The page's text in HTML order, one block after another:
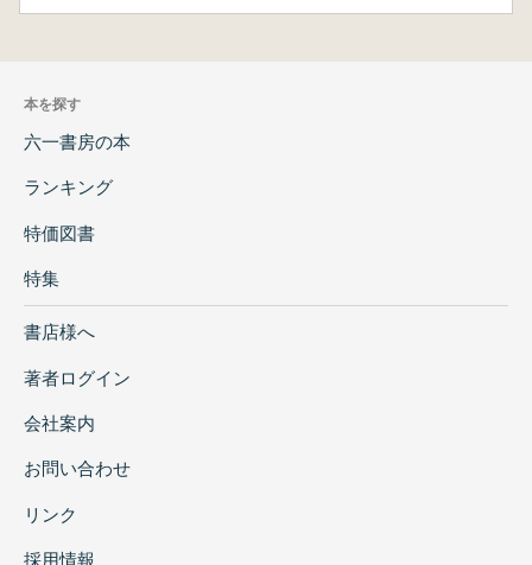
本を探す
六一書房の本
ランキング
特価図書
特集
書店様へ
著者ログイン
会社案内
お問い合わせ
リンク
採用情報